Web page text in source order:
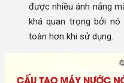
được nhiều ánh nắng
khá quan trọng bởi
toàn hơn khi sử dụng.